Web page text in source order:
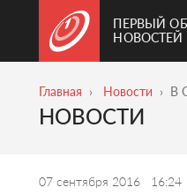
ПЕРВЫЙ
НОВОСТЕЙ
Главная Новости В
НОВОСТИ
07 сентября 2016 16:24